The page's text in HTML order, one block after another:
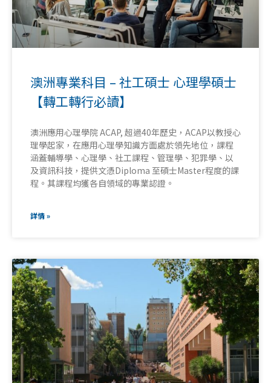
澳洲專業科目 – 社工碩士 心理學碩士
【轉工轉行必讀】
澳洲應用心理學院 ACAP, 超過40年歷史，ACAP以教授心
理學起家，在應用心理學知識方面處於領先地位，課程
涵蓋輔導學、心理學、社工課程、管理學、犯罪學、以
及資訊科技，提供文憑Diploma 至碩士Master程度的課
程。其課程均獲各自領域的專業認證。
詳情 »